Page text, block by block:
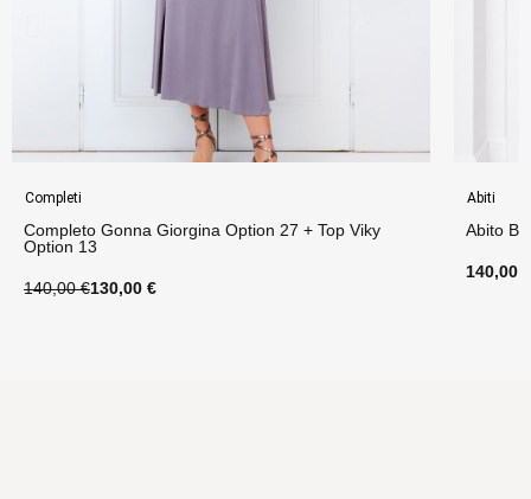
Completi
Completo Gonna Giorgina Option 27 + Top Viky
Option 13
140,00 €130,00 €
Abiti
Abito
140,00